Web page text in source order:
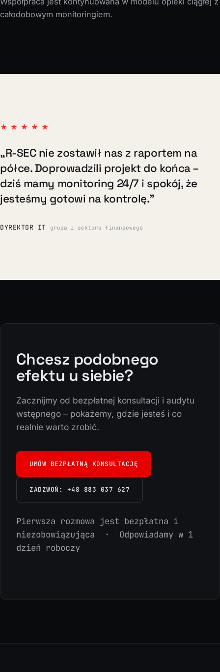
całodobowym monitoringiem.
★★★★★
„R-SEC nie zostawił nas z raportem na
półce. Doprowadzili projekt do końca –
dziś mamy monitoring 24/7 i spokój, że
jesteśmy gotowi na kontrolę."
DYREKTOR IT grupa z sektora finansowego
Chcesz podobnego
efektu u siebie?
Zacznijmy od bezpłatnej konsultacji i audytu
wstępnego – pokażemy, gdzie jesteś i co
realnie warto zrobić.
UMÓW BEZPŁATNĄ KONSULTACJĘ
ZADZWOŃ: +48 883 037 627
Pierwsza rozmowa jest bezpłatna i
niezobowiązująca · Odpowiadamy w 1
dzień roboczy